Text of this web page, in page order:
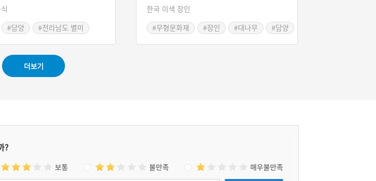
#담양
#전라남도 별미
예전에 참빗을 영암, 담양, 나주, 남원 등지에서
만들었으나 현재는 오직 영암과 담양에서만 만
들고 있다.
한국 이색 장인
#무형문화재
#장인 #대나무 #담양
더보기
?
보통 불만족 매우불만족